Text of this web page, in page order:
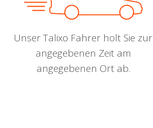
Unser Talixo Fahrer holt Sie zur
angegebenen Zeit am
angegebenen Ort ab.